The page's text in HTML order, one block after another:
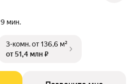
9 мин.
3-комн.от 136,6 м²
от 51,4 млн ₽